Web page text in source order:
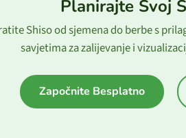
Planirajte Svoj
Shiso od sjemena do berbe s
savjetima za zalijevanje i
Započnite Besplatno